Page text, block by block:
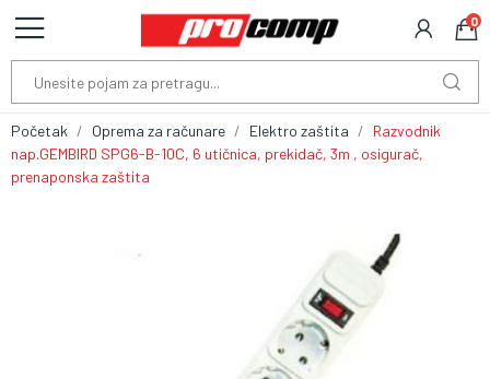
0
Početak Oprema za računare Elektro zaštita
Razvodnik
nap.GEMBIRD SPG6-B-10C, 6 utičnica, prekidač, 3m , osigurač,
prenaponska zaštita